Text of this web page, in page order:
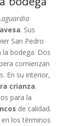
. Sus
San Pedro
bodega. Dos
comienzan
En su interior,
crianza.
para la
de calidad.
en los términos